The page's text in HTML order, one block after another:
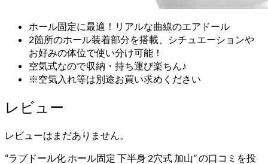
ホール固定に最適！リアルな曲線のエアドール
2箇所のホール装着部分を搭載、シチュエーションや
お好みの体位で使い分け可能！
空気式なので収納・持ち運び楽ちん♪
※空気入れ等は別途お買い求めください
レビュー
レビューはまだありません。
“ラブドール化 ホール固定 下半身 2穴式 加山” の口コミを投